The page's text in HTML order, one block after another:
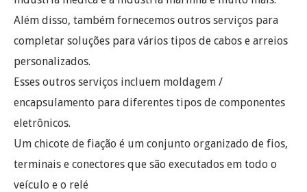
Além disso, também fornecemos outros serviços para
completar soluções para vários tipos de cabos e arreios
personalizados.
Esses outros serviços incluem moldagem /
encapsulamento para diferentes tipos de componentes
eletrônicos.
Um chicote de fiação é um conjunto organizado de fios,
terminais e conectores que são executados em todo o
veículo e o relé